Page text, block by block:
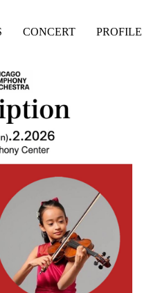
CONCERT PROFILE